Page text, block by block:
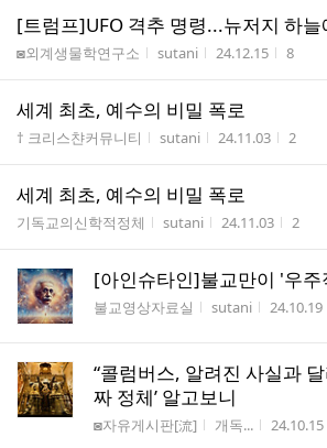
[트럼프]UFO 격추 명령...뉴저지 하늘
게시판명
◙외계생물학연구소 작성자
sutani 작성시간
24.12.15 조회수
8
세계 최초, 예수의 비밀 폭로
게시판명
† 크리스챤커뮤니티 작성자
sutani 작성시간
24.11.03 조회수
2
세계 최초, 예수의 비밀 폭로
게시판명
기독교의신학적정체 작성자
sutani 작성시간
24.11.03 조회수
2
[아인슈타인]불교만이 '우주
게시판명
불교영상자료실 작성자
sutani 작성시간
24.10.19
“콜럼버스, 알려진 사실과 달
짜 정체’ 알고보니
게시판명
◙자유게시판[流] 작성자
개독... 작성시간
24.10.15